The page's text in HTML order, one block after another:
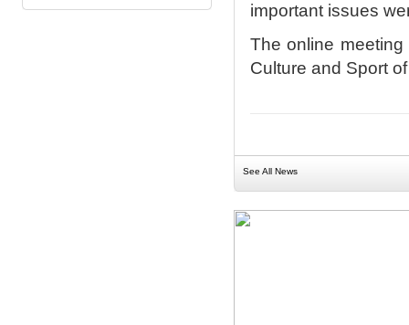
important issues
The online
Culture and Sport
See All News